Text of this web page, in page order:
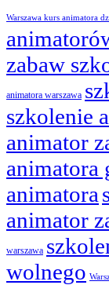
Warszawa kurs animatora
zabaw
animatora warszawa
szkolenie
animator
animatora
animatora
animator
warszawa
wolnego